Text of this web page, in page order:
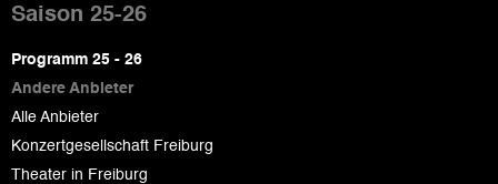
de
page
Saison 25-26
Programm 25 - 26
Andere Anbieter
Alle Anbieter
Konzertgesellschaft Freiburg
Theater in Freiburg